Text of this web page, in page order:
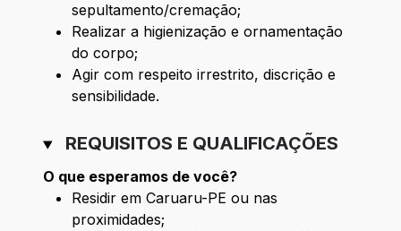
sepultamento/cremação;
Realizar a higienização e ornamentação
do corpo;
Agir com respeito irrestrito, discrição e
sensibilidade.
REQUISITOS E QUALIFICAÇÕES
O que esperamos de você?
Residir em Caruaru-PE ou nas
proximidades;